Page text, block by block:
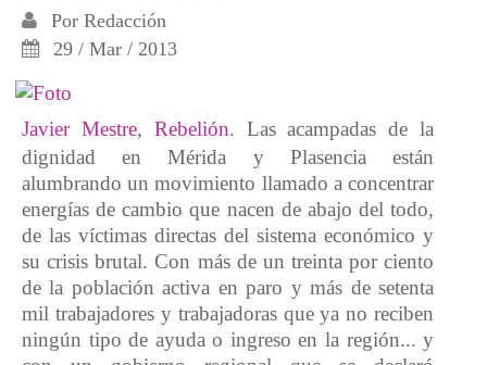
Por Redacción
29 / Mar / 2013
Javier Mestre, Rebelión. Las acampadas de la
dignidad en Mérida y Plasencia están
alumbrando un movimiento llamado a concentrar
energías de cambio que nacen de abajo del todo,
de las víctimas directas del sistema económico y
su crisis brutal. Con más de un treinta por ciento
de la población activa en paro y más de setenta
mil trabajadores y trabajadoras que ya no reciben
ningún tipo de ayuda o ingreso en la región... y